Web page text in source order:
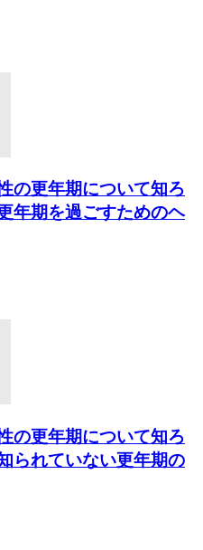
の更年期について知ろ
年期を過ごすためのヘ
の更年期について知ろ
られていない更年期の